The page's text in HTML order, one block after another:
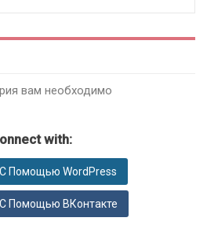
вам необходимо
with:
Помощью WordPress
Помощью ВКонтакте